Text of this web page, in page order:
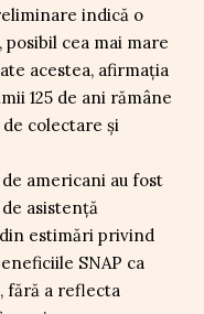
indică o
posibil cea mai mare
acestea, afirmația
125 de ani rămâne
colectare și
americani au fost
asistență
estimări privind
SNAP ca
fără a reflecta